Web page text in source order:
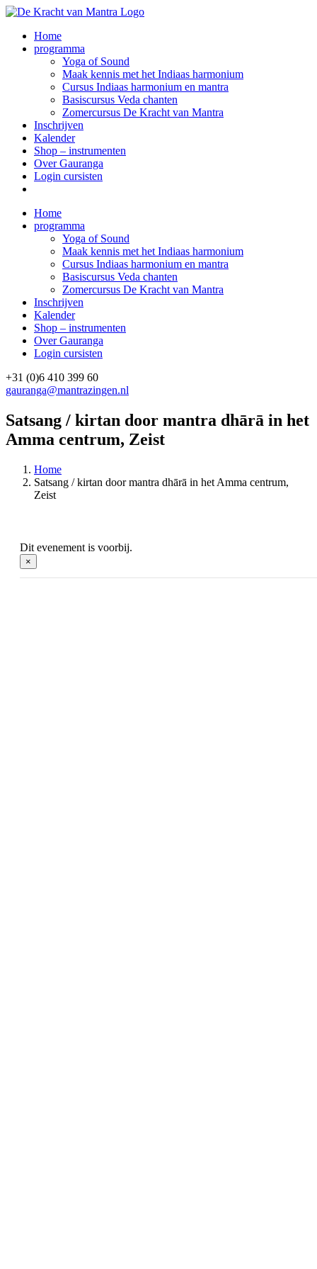
Ga
inhoudHome
programma
Yoga of Sound
Maak kennis met het Indiaas harmonium
Cursus Indiaas harmonium en mantra
Basiscursus Veda chanten
Zomercursus De Kracht van Mantra
Inschrijven
Kalender
Shop – instrumenten
Over Gauranga
Login cursisten
Home
programma
Yoga of Sound
Maak kennis met het Indiaas harmonium
Cursus Indiaas harmonium en mantra
Basiscursus Veda chanten
Zomercursus De Kracht van Mantra
Inschrijven
Kalender
Shop – instrumenten
Over Gauranga
Login cursisten
+31 (0)6 410 399 60
gauranga@mantrazingen.nl
Satsang / kirtan door mantra dhārā in het
Amma centrum, Zeist
Home
Satsang / kirtan door mantra dhārā in het Amma centrum,
Zeist
Dit evenement is voorbij.
×